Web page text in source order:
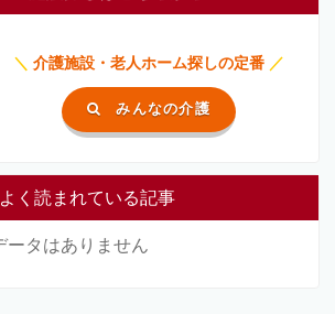
＼ 介護施設・老人ホーム探しの定番 ／
みんなの介護
よく読まれている記事
ータはありません